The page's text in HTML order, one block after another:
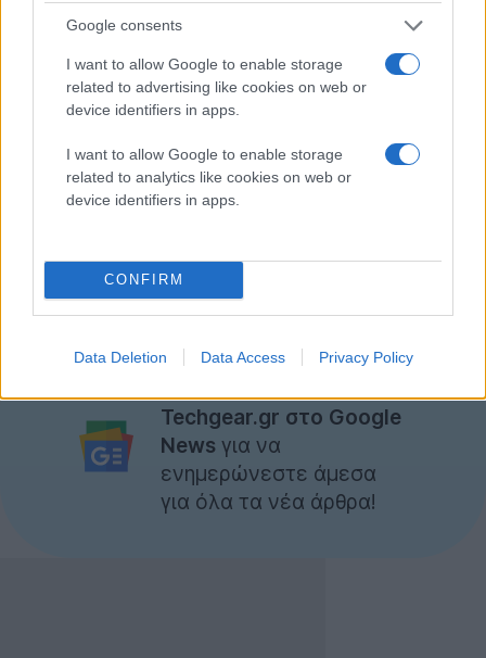
Google consents
I want to allow Google to enable storage
related to advertising like cookies on web or
device identifiers in apps.
I want to allow Google to enable storage
related to analytics like cookies on web or
device identifiers in apps.
CONFIRM
Data Deletion Data Access Privacy Policy
σχεδίων της Universal, δίνοντάς της πρόσβαση σε
Minions: The Rise of Gru.
*Ακολουθήστε τοTechgear.gr στο Google News για
να ενημερώνεστε άμεσα για όλα τα νέα άρθρα
χρησιμοποιείτε υπηρεσία RSS (π.χ.Feedly
να προσθέσετε το techgear.gr στη λίστα σας με
https://www.techgear.gr/feedστο αντίστοιχο πεδίο
της υπηρεσίας σας. Αν προτιμάτε το Twitter, θα μας
βρείτε στο προφίλ@techgeargr.
Techgear.gr στο Google
News για να
ενημερώνεστε άμεσα
για όλα τα νέα άρθρα!